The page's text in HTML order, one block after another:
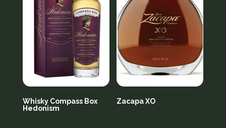
Whisky Compass Box
Hedonism
Zacapa XO